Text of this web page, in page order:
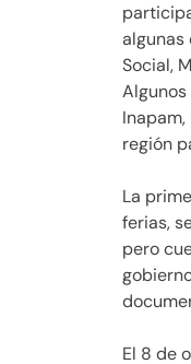
algunas
Social,
Algunos
región
La
ferias,
pero
El 8 de